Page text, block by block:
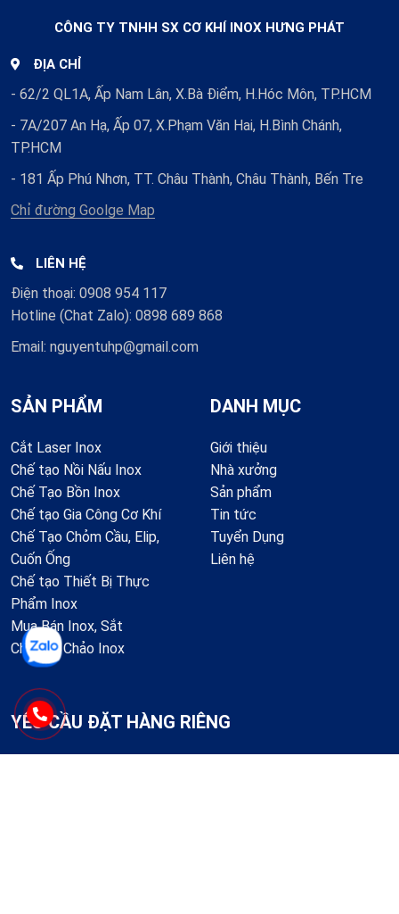
CÔNG TY TNHH SX CƠ KHÍ INOX HƯNG PHÁT
ĐỊA CHỈ
- 62/2 QL1A, Ấp Nam Lân, X.Bà Điểm, H.Hóc Môn, TP.HCM
- 7A/207 An Hạ, Ấp 07, X.Phạm Văn Hai, H.Bình Chánh,
TP.HCM
- 181 Ấp Phú Nhơn, TT. Châu Thành, Châu Thành, Bến Tre
Chỉ đường Goolge Map
LIÊN HỆ
Điện thoại: 0908 954 117
Hotline (Chat Zalo): 0898 689 868
Email: nguyentuhp@gmail.com
SẢN PHẨM
Cắt Laser Inox
Chế tạo Nồi Nấu Inox
Chế Tạo Bồn Inox
Chế tạo Gia Công Cơ Khí
Chế Tạo Chỏm Cầu, Elip,
Cuốn Ống
Chế tạo Thiết Bị Thực
Phẩm Inox
Mua Bán Inox, Sắt
Chế tạo Chảo Inox
DANH MỤC
Giới thiệu
Nhà xưởng
Sản phẩm
Tin tức
Tuyển Dụng
Liên hệ
YÊU CẦU ĐẶT HÀNG RIÊNG